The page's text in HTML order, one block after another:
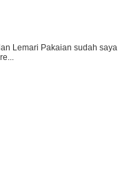
Lemari Pakaian sudah saya